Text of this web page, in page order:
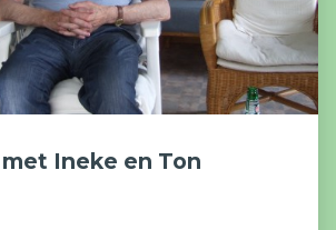
Ineke en Ton